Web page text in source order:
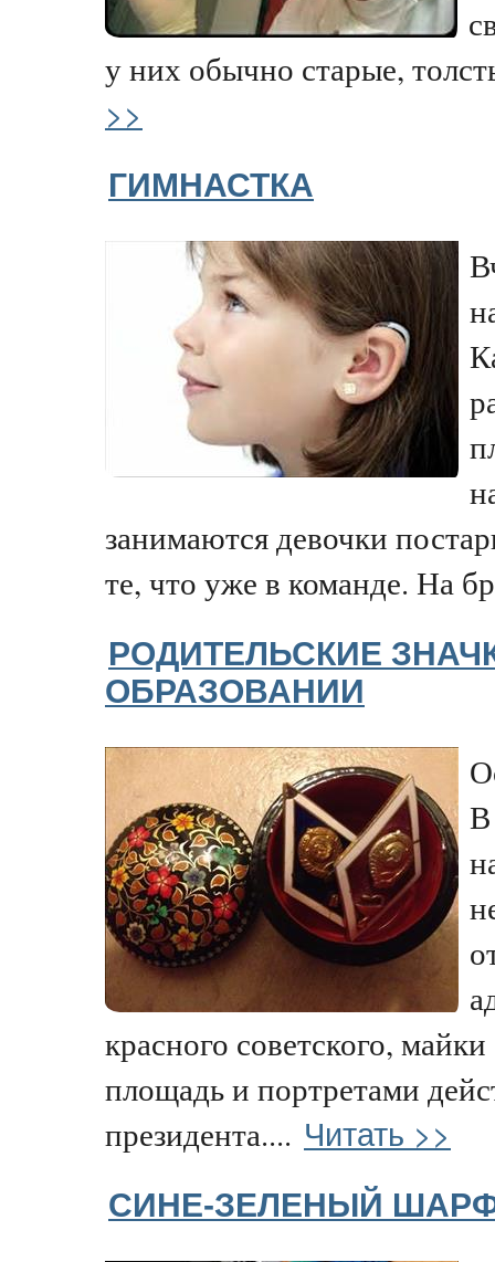
у них обычно старые,
>>
ГИМНАСТКА
занимаются девочки
те, что уже в команде. На
РОДИТЕЛЬСКИЕ
ОБРАЗОВАНИИ
В
красного советского,
площадь и портретами
президента.... Читать >>
СИНЕ-ЗЕЛЕНЫЙ